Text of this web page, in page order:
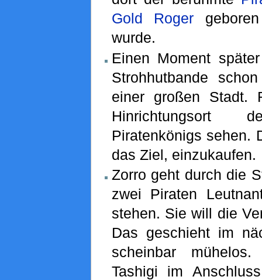
Gold Roger
wurde.
Einen Moment
Strohhutbande
einer großen Stadt.
Hinrichtungsort
Piratenkönigs sehen.
das Ziel, einzukaufen.
Zorro geht durch die
zwei Piraten
stehen. Sie will die
Das geschieht im
scheinbar
Tashigi im